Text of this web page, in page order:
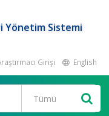
Yönetim Sistemi
Girişi English